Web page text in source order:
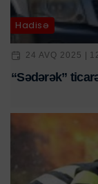
Hadisə
24 AVQ 2025 |
“Sədərək”